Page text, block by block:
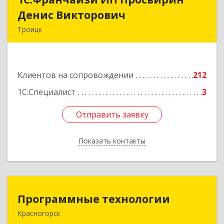
Денис Викторович
Троицк
Клиентов на сопровождении
212
1С:Специалист
3
Отправить заявку
Показать контакты
Денис Викторович
Подробнее
Отправить заявку
Назад
Программные технологии
Красногорск
143408, Московская обл, Красногорский р-н,